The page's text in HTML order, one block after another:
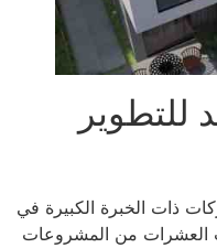
للتطوير
ذات الخبرة الكبيرة في
العشرات من المشروعات